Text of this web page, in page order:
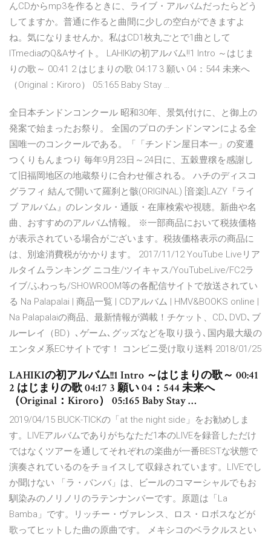
んCDからmp3を作るときに、ライブ・アルバムだったらどう
してますか。普通に作ると曲間に少しの空白ができますよ
ね。気になりませんか。私はCD1枚丸ごとで1曲として
ITmediaのQ&Aサイト。 LAHIKIの初アルバム!!1 Intro ～はじま
りの歌～ 00:41 2 はじまりの歌 04:17 3 願い 04：544 未来へ
（Original：Kiroro） 05:165 Baby Stay …
全日本チンドンコンクール 昭和30年、景気付けに、と御上の
発案で始まったお祭り。 全国のプロのチンドンマンによる全
国唯一のコンクールである。「「チンドン屋日本一」の変遷
つくりもんまつり 毎年9月23日～24日に、五穀豊穣を感謝し
て旧福岡地区の地蔵祭りに合わせ催される。 ハチのディスコ
グラフィ 結んで開いて羅刹と骸(ORIGINAL) [音楽]LAZY『ライ
ブ アルバム』のレンタル・通販・在庫検索や視聴。新曲や名
曲、おすすめのアルバム情報。 ※一部商品において税抜価格
が表示されている場合がございます。税抜価格表示の商品に
は、別途消費税がかかります。 2017/11/12 YouTube Liveリア
ルタイムランキング ニコ生/ツイキャス/YouTubeLive/FC2ラ
イブ/ふわっち/SHOWROOM等の各配信サイトで放送されてい
る Na Palapalai | 商品一覧 | CDアルバム | HMV&BOOKS online |
Na Palapalaiの商品、最新情報が満載！チケット、CD､DVD､ブ
ルーレイ（BD）､ゲーム､グッズなどを取り扱う､国内最大級の
エンタメ系ECサイトです！ コンビニ受け取り送料 2018/01/25
LAHIKIの初アルバム!!1 Intro ～はじまりの歌～ 00:41
2 はじまりの歌 04:17 3 願い 04：544 未来へ
（Original：Kiroro） 05:165 Baby Stay …
2019/04/15 BUCK-TICKの「at the night side」をお勧めしま
す。LIVEアルバムでありがちなただ1本のLIVEを録音しただけ
ではなくツアーを通してそれぞれの楽曲が一番BESTな状態で
演奏されているのをチョイスして収録されています。LIVEでし
か聞けない 「ラ・バンバ」は、ビールのコマーシャルでもお
馴染みのノリノリのラテンナンバーです。原題は「La
Bamba」です。リッチー・ヴァレンス、ロス・ロボスなどが
歌ってヒットした曲の原曲です。 メキシコのベラクルスとい